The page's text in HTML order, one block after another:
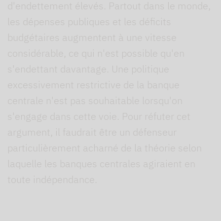
d'endettement élevés. Partout dans le monde,
les dépenses publiques et les déficits
budgétaires augmentent à une vitesse
considérable, ce qui n'est possible qu'en
s'endettant davantage. Une politique
excessivement restrictive de la banque
centrale n'est pas souhaitable lorsqu'on
s'engage dans cette voie. Pour réfuter cet
argument, il faudrait être un défenseur
particulièrement acharné de la théorie selon
laquelle les banques centrales agiraient en
toute indépendance.